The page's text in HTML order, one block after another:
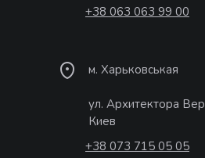
+38 063 063 99 00
м. Харьковськая
ул. Архитектора
Киев
+38 073 715 05 05